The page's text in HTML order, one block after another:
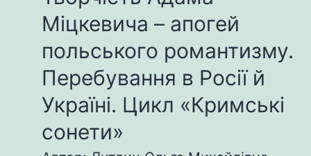
Міцкевича – апогей
польського романтизму.
Перебування в Росії й
Україні. Цикл «Кримські
сонети»